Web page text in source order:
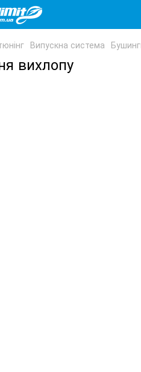
Випускна система
вихлопу